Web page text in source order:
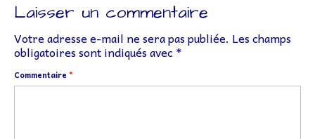
Laisser un commentaire
Votre adresse e-mail ne sera pas publiée. Les champs
obligatoires sont indiqués avec *
Commentaire *